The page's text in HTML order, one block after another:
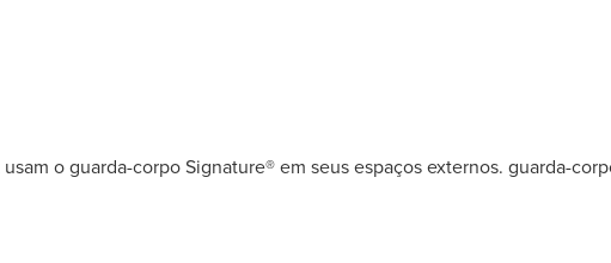
o guarda-corpo Signature® em seus espaços externos. guarda-